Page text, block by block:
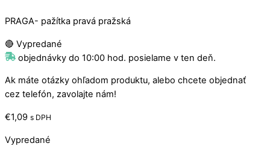
PRAGA- pažítka pravá pražská
🔴 Vypredané
objednávky do 10:00 hod. posielame v ten deň.
Ak máte otázky ohľadom produktu, alebo chcete objednať
cez telefón, zavolajte nám!
€1,09 s DPH
Vypredané